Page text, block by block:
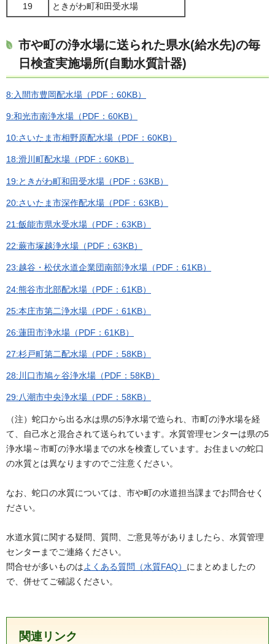
19 ときがわ町和田受水場
市や町の浄水場に送られた県水(給水先)の毎
日検査実施場所(自動水質計器)
8:入間市豊岡配水場（PDF：60KB）
9:和光市南浄水場（PDF：60KB）
10:さいたま市相野原配水場（PDF：60KB）
18:滑川町配水場（PDF：60KB）
19:ときがわ町和田受水場（PDF：63KB）
20:さいたま市深作配水場（PDF：63KB）
21:飯能市県水受水場（PDF：63KB）
22:蕨市塚越浄水場（PDF：63KB）
23:越谷・松伏水道企業団南部浄水場（PDF：61KB）
24:熊谷市北部配水場（PDF：61KB）
25:本庄市第二浄水場（PDF：61KB）
26:蓮田市浄水場（PDF：61KB）
27:杉戸町第二配水場（PDF：58KB）
28:川口市鳩ヶ谷浄水場（PDF：58KB）
29:八潮市中央浄水場（PDF：58KB）
（注）蛇口から出る水は県の5浄水場で造られ、市町の浄水場を経
て、自己水と混合されて送られています。水質管理センターは県の5
浄水場～市町の浄水場までの水を検査しています。お住まいの蛇口
の水質とは異なりますのでご注意ください。
なお、蛇口の水質については、市や町の水道担当課までお問合せく
ださい。
水道水質に関する疑問、質問、ご意見等がありましたら、水質管理
センターまでご連絡ください。
問合せが多いものはよくある質問（水質FAQ） にまとめましたの
で、併せてご確認ください。
関連リンク